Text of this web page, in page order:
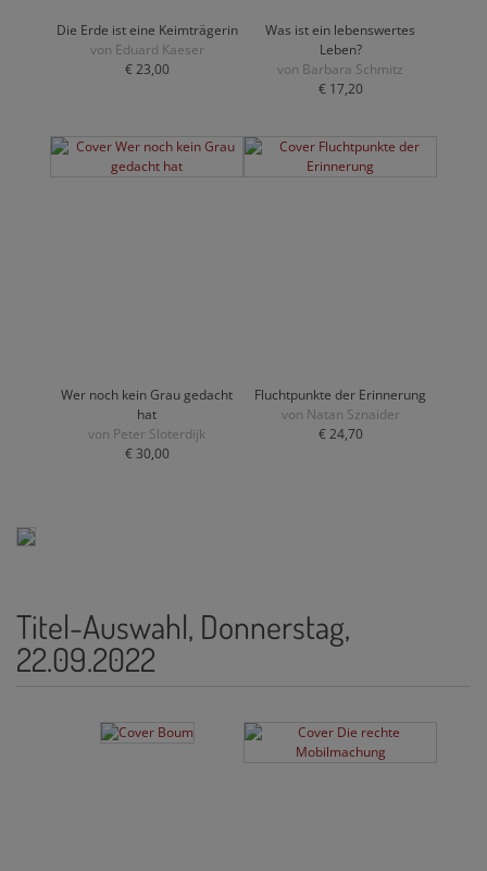
Die Erde ist eine Keimträgerin
von Eduard Kaeser
€ 23,00
Was ist ein lebenswertes
Leben?
von Barbara Schmitz
€ 17,20
Wer noch kein Grau gedacht
hat
von Peter Sloterdijk
€ 30,00
Fluchtpunkte der Erinnerung
von Natan Sznaider
€ 24,70
Titel-Auswahl, Donnerstag,
22.09.2022